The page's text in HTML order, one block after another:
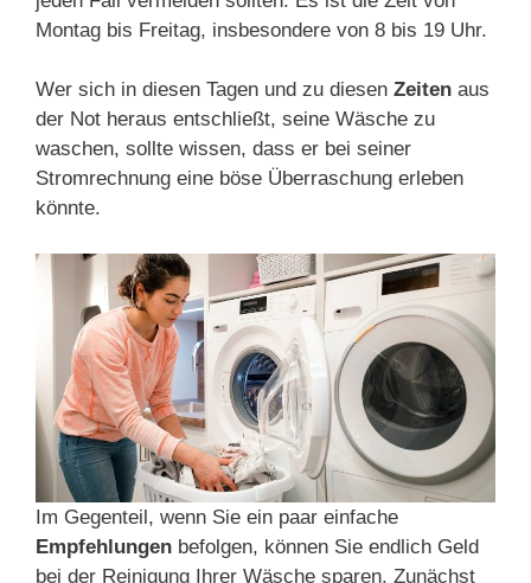
Montag bis Freitag, insbesondere von 8 bis 19 Uhr.
Wer sich in diesen Tagen und zu diesen Zeiten aus
der Not heraus entschließt, seine Wäsche zu
waschen, sollte wissen, dass er bei seiner
Stromrechnung eine böse Überraschung erleben
könnte.
Im Gegenteil, wenn Sie ein paar einfache
Empfehlungen befolgen, können Sie endlich Geld
bei der Reinigung Ihrer Wäsche sparen. Zunächst